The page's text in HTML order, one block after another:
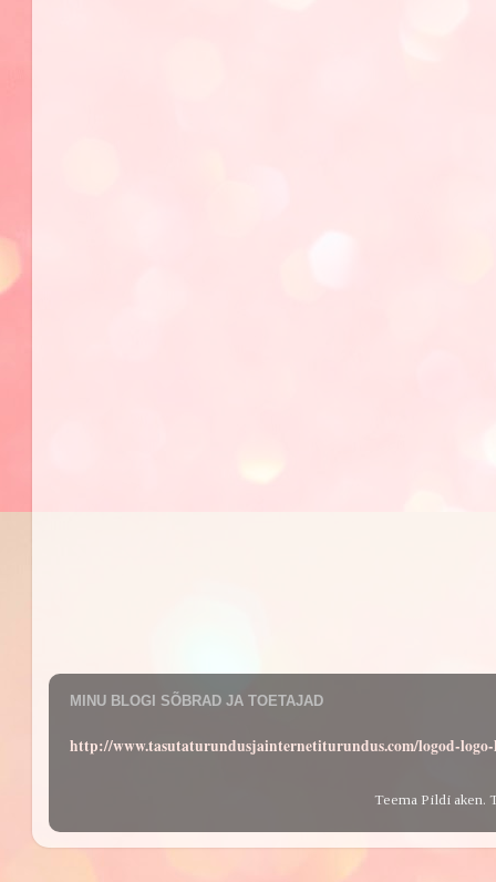
MINU BLOGI SÕBRAD JA TOETAJAD
http://www.tasutaturundusjainternetiturundus.com/logod-
Teema Pildi aken.